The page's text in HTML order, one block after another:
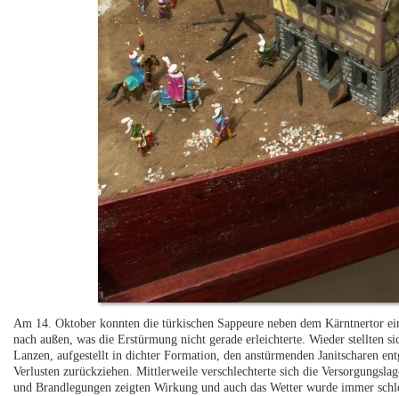
Am 14. Oktober konnten die türkischen Sappeure neben dem Kärntnertor
nach außen, was die Erstürmung nicht gerade erleichterte. Wieder stellten
Lanzen, aufgestellt in dichter Formation, den anstürmenden Janitscharen
Verlusten zurückziehen. Mittlerweile verschlechterte sich die
und Brandlegungen zeigten Wirkung und auch das Wetter wurde immer